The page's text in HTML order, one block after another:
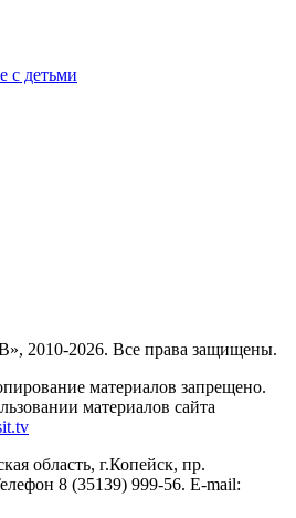
с детьми
2010-2026. Все права защищены.
материалов запрещено.
материалов сайта
область, г.Копейск, пр.
8 (35139) 999-56. E-mail: